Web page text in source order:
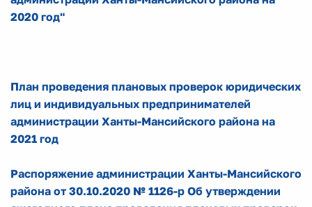
2020 год"
План проведения плановых проверок юридических
лиц и индивидуальных предпринимателей
администрации Ханты-Мансийского района на
2021 год
Распоряжение администрации Ханты-Мансийского
района от 30.10.2020 № 1126-р Об утверждении